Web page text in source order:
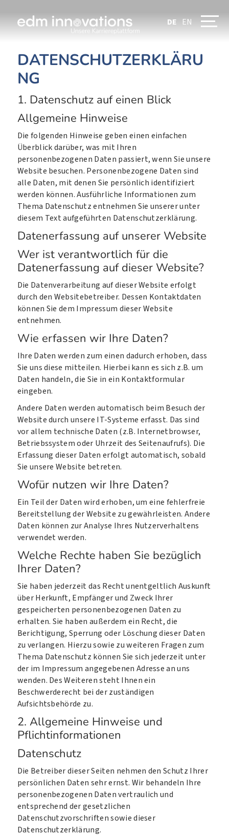
DE EN
DATENSCHUTZERKLÄRU
NG
1. Datenschutz auf einen Blick
Allgemeine Hinweise
Die folgenden Hinweise geben einen einfachen
Überblick darüber, was mit Ihren
personenbezogenen Daten passiert, wenn Sie unsere
Website besuchen. Personenbezogene Daten sind
alle Daten, mit denen Sie persönlich identifiziert
werden können. Ausführliche Informationen zum
Thema Datenschutz entnehmen Sie unserer unter
diesem Text aufgeführten Datenschutzerklärung.
Datenerfassung auf unserer Website
Wer ist verantwortlich für die
Datenerfassung auf dieser Website?
Die Datenverarbeitung auf dieser Website erfolgt
durch den Websitebetreiber. Dessen Kontaktdaten
können Sie dem Impressum dieser Website
entnehmen.
Wie erfassen wir Ihre Daten?
Ihre Daten werden zum einen dadurch erhoben, dass
Sie uns diese mitteilen. Hierbei kann es sich z.B. um
Daten handeln, die Sie in ein Kontaktformular
eingeben.
Andere Daten werden automatisch beim Besuch der
Website durch unsere IT-Systeme erfasst. Das sind
vor allem technische Daten (z.B. Internetbrowser,
Betriebssystem oder Uhrzeit des Seitenaufrufs). Die
Erfassung dieser Daten erfolgt automatisch, sobald
Sie unsere Website betreten.
Wofür nutzen wir Ihre Daten?
Ein Teil der Daten wird erhoben, um eine fehlerfreie
Bereitstellung der Website zu gewährleisten. Andere
Daten können zur Analyse Ihres Nutzerverhaltens
verwendet werden.
Welche Rechte haben Sie bezüglich
Ihrer Daten?
Sie haben jederzeit das Recht unentgeltlich Auskunft
über Herkunft, Empfänger und Zweck Ihrer
gespeicherten personenbezogenen Daten zu
erhalten. Sie haben außerdem ein Recht, die
Berichtigung, Sperrung oder Löschung dieser Daten
zu verlangen. Hierzu sowie zu weiteren Fragen zum
Thema Datenschutz können Sie sich jederzeit unter
der im Impressum angegebenen Adresse an uns
wenden. Des Weiteren steht Ihnen ein
Beschwerderecht bei der zuständigen
Aufsichtsbehörde zu.
2. Allgemeine Hinweise und
Pflichtinformationen
Datenschutz
Die Betreiber dieser Seiten nehmen den Schutz Ihrer
persönlichen Daten sehr ernst. Wir behandeln Ihre
personenbezogenen Daten vertraulich und
entsprechend der gesetzlichen
Datenschutzvorschriften sowie dieser
Datenschutzerklärung.